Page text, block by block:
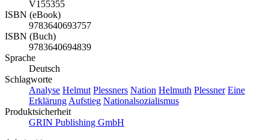
V155355
ISBN (eBook)
9783640693757
ISBN (Buch)
9783640694839
Sprache
Deutsch
Schlagworte
Analyse Helmut Plessners Nation Helmuth Plessner Eine
Erklärung Aufstieg Nationalsozialismus
Produktsicherheit
GRIN Publishing GmbH